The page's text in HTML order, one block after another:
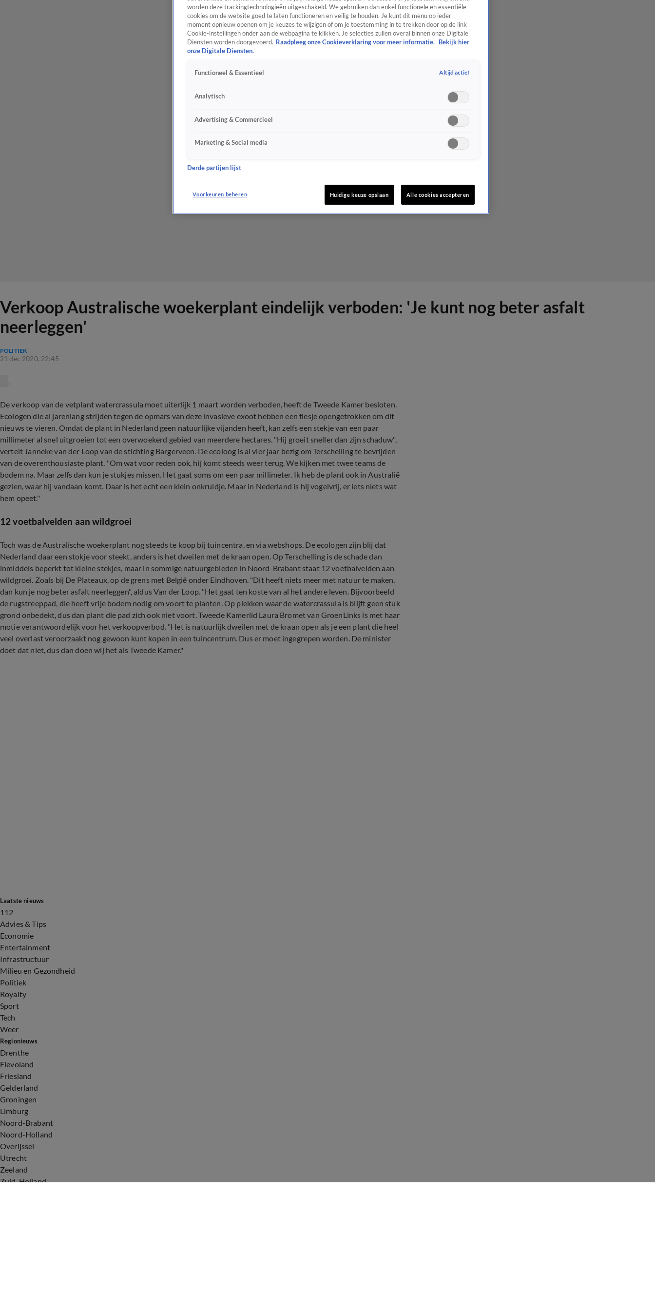
Verkoop Australische woekerplant eindelijk verboden: 'Je kunt nog beter asfalt
neerleggen'
POLITIEK
21 dec 2020, 22:45
De verkoop van de vetplant watercrassula moet uiterlijk 1 maart worden verboden, heeft de Tweede Kamer besloten.
Ecologen die al jarenlang strijden tegen de opmars van deze invasieve exoot hebben een flesje opengetrokken om dit
nieuws te vieren. Omdat de plant in Nederland geen natuurlijke vijanden heeft, kan zelfs een stekje van een paar
millimeter al snel uitgroeien tot een overwoekerd gebied van meerdere hectares. "Hij groeit sneller dan zijn schaduw",
vertelt Janneke van der Loop van de stichting Bargerveen. De ecoloog is al vier jaar bezig om Terschelling te bevrijden
van de overenthousiaste plant. "Om wat voor reden ook, hij komt steeds weer terug. We kijken met twee teams de
bodem na. Maar zelfs dan kun je stukjes missen. Het gaat soms om een paar millimeter. Ik heb de plant ook in Australië
gezien, waar hij vandaan komt. Daar is het echt een klein onkruidje. Maar in Nederland is hij vogelvrij, er iets niets wat
hem opeet."
12 voetbalvelden aan wildgroei
Toch was de Australische woekerplant nog steeds te koop bij tuincentra, en via webshops. De ecologen zijn blij dat
Nederland daar een stokje voor steekt, anders is het dweilen met de kraan open. Op Terschelling is de schade dan
inmiddels beperkt tot kleine stekjes, maar in sommige natuurgebieden in Noord-Brabant staat 12 voetbalvelden aan
wildgroei. Zoals bij De Plateaux, op de grens met België onder Eindhoven. "Dit heeft niets meer met natuur te maken,
dan kun je nog beter asfalt neerleggen", aldus Van der Loop. "Het gaat ten koste van al het andere leven. Bijvoorbeeld
de rugstreeppad, die heeft vrije bodem nodig om voort te planten. Op plekken waar de watercrassula is blijft geen stuk
grond onbedekt, dus dan plant die pad zich ook niet voort. Tweede Kamerlid Laura Bromet van GroenLinks is met haar
motie verantwoordelijk voor het verkoopverbod. "Het is natuurlijk dweilen met de kraan open als je een plant die heel
veel overlast veroorzaakt nog gewoon kunt kopen in een tuincentrum. Dus er moet ingegrepen worden. De minister
doet dat niet, dus dan doen wij het als Tweede Kamer."
Laatste nieuws
112
Advies & Tips
Economie
Entertainment
Infrastructuur
Milieu en Gezondheid
Politiek
Royalty
Sport
Tech
Weer
Regionieuws
Drenthe
Flevoland
Friesland
Gelderland
Groningen
Limburg
Noord-Brabant
Noord-Holland
Overijssel
Utrecht
Zeeland
Zuid-Holland
worden deze trackingtechnologieën uitgeschakeld. We gebruiken dan enkel functionele en essentiële
cookies om de website goed te laten functioneren en veilig te houden. Je kunt dit menu op ieder
moment opnieuw openen om je keuzes te wijzigen of om je toestemming in te trekken door op de link
Cookie-instellingen onder aan de webpagina te klikken. Je selecties zullen overal binnen onze Digitale
Diensten worden doorgevoerd. Raadpleeg onze Cookieverklaring voor meer informatie.
Bekijk hier
onze Digitale Diensten.
Functioneel & Essentieel Altijd actief
Analytisch
Advertising & Commercieel
Marketing & Social media
Derde partijen lijst
Voorkeuren beheren Huidige keuze opslaan Alle cookies accepteren